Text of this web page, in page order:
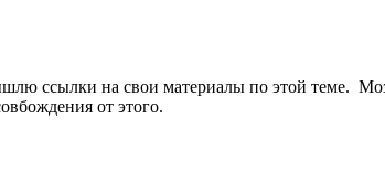
ссылки на свои материалы по этой теме.
от этого.